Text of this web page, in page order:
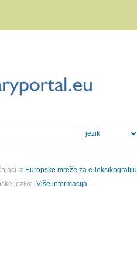
iz Europske mreže za e-leksikografiju
jezike. Više informacija...